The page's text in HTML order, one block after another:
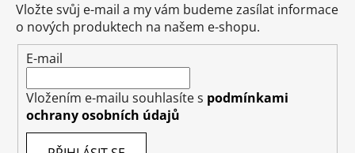
Vložte svůj e-mail a my vám budeme zasílat informace
o nových produktech na našem e-shopu.
E-mail
Vložením e-mailu souhlasíte s podmínkami
ochrany osobních údajů